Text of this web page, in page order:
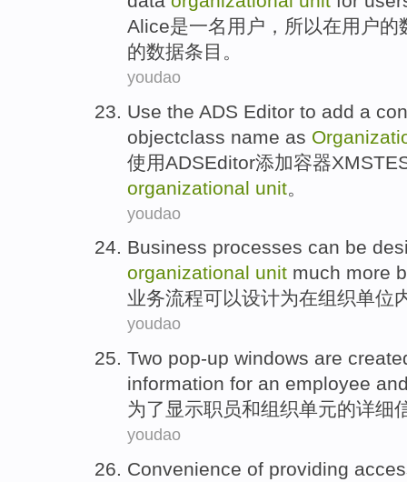
Alice是一名 用户 ， 所以在用户的
的数据条目 。
youdao
Use the ADS Editor to add a
objectclass name as
使用ADSEditor添加容器
organizational unit。
youdao
Business processes can be
organizational unit much more
业务流程可以设计为在组织单位
youdao
Two pop-up windows are
information for an employee
为了 显示职员和组织单元的详细
youdao
Convenience of providing